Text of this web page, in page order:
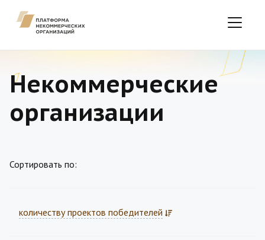
Некоммерческие
организации
Сортировать по:
количеству проектов победителей